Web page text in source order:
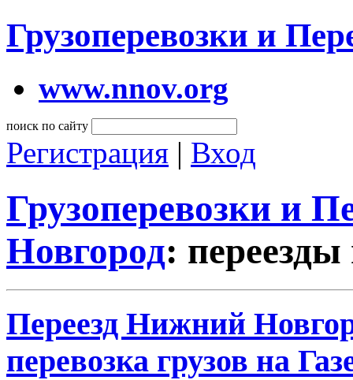
Грузоперевозки и
www.nnov.org
поиск по сайту
Регистрация | Вход
Грузоперевозки и
Новгород: переезды
Переезд Нижний
перевозка грузов на